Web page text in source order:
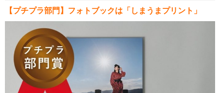
【プチプラ部門】フォトブックは「しまうまプリント」